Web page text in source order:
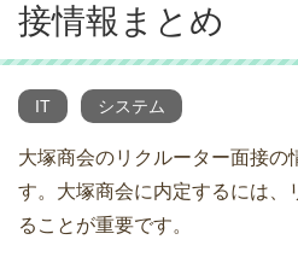
接情報まとめ
IT システム
大塚商会のリクルーター面接の
す。大塚商会に内定するには、
ることが重要です。